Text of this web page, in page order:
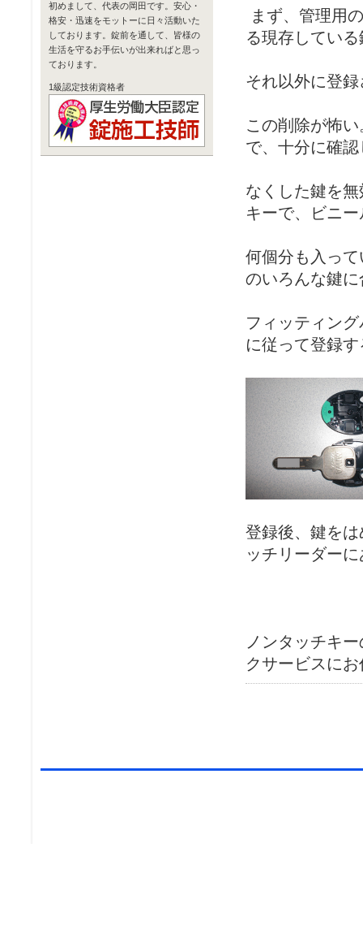
まず、管理用
る現存してい
それ以外に登
この削除が怖
で、十分に確
なくした鍵を
キーで、ビニ
何個分も入っ
のいろんな鍵
フィッティン
に従って登録す
登録後、鍵を
ッチリーダー
ノンタッチキ
クサービスに
初めまして、代表の岡田です。安心・
格安・迅速をモットーに日々活動いた
しております。錠前を通して、皆様の
生活を守るお手伝いが出来ればと思っ
ております。
1級認定技術資格者